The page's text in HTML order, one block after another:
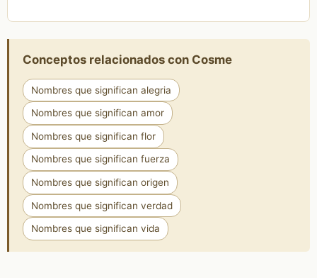
Conceptos relacionados con Cosme
Nombres que significan alegria
Nombres que significan amor
Nombres que significan flor
Nombres que significan fuerza
Nombres que significan origen
Nombres que significan verdad
Nombres que significan vida